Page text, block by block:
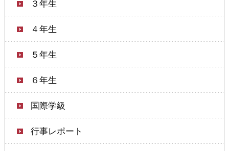
３年生
４年生
５年生
６年生
国際学級
行事レポート